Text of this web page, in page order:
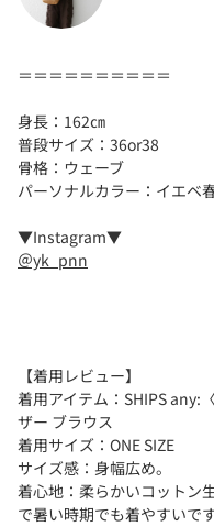
＝＝＝＝＝＝＝＝＝＝
身長：162㎝
普段サイズ：36or38
骨格：ウェーブ
パーソナルカラー：イエベ
▼Instagram▼
＠yk_pnn
【着用レビュー】
着用アイテム：SHIPS any:
ザー ブラウス
着用サイズ：ONE SIZE
サイズ感：身幅広め。
着心地：柔らかいコットン
で暑い時期でも着やすいです